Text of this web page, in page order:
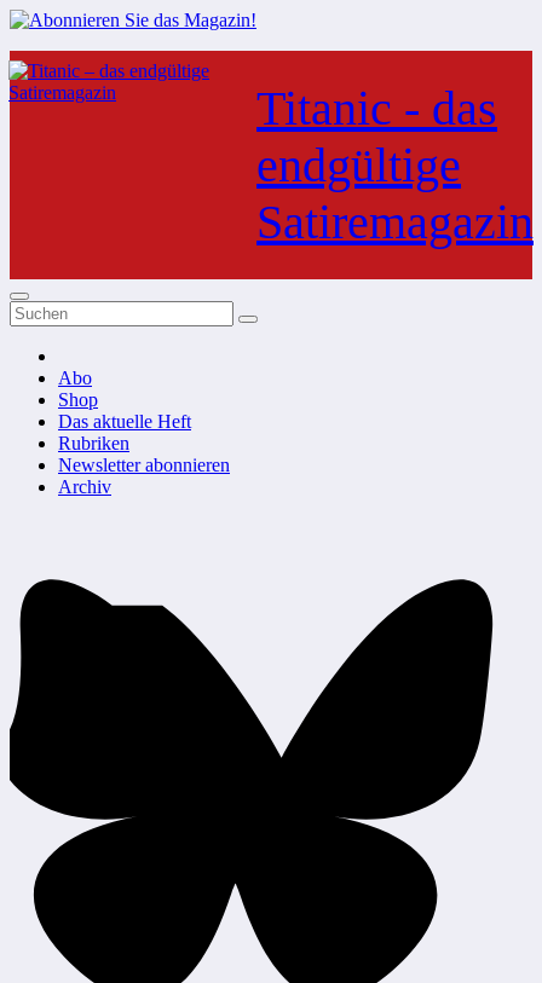
Zum
Inhalt
springen
Titanic - das
endgültige
Satiremagazin
Abo
Shop
Das aktuelle Heft
Rubriken
Newsletter abonnieren
Archiv